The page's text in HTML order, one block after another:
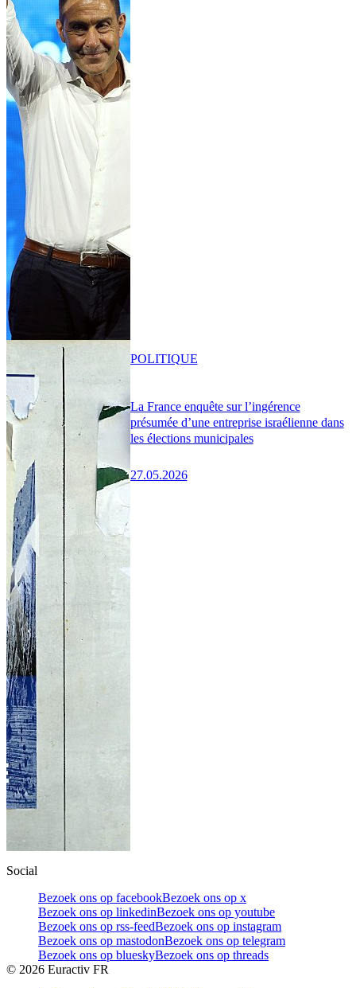
La France enquête sur l’ingérence
présumée d’une entreprise israélienne dans
les élections municipales
27.05.2026
POLITIQUE
Social
Bezoek ons op facebookBezoek ons op x
Bezoek ons op linkedinBezoek ons op youtube
Bezoek ons op rss-feedBezoek ons op instagram
Bezoek ons op mastodonBezoek ons op telegram
Bezoek ons op blueskyBezoek ons op threads
© 2026 Euractiv FR